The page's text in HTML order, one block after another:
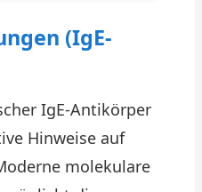
(IgE-
IgE-Antikörper
Hinweise auf
molekulare